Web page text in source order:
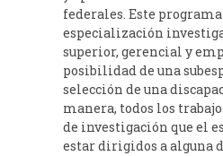
federales. Este
especialización
superior, gerencial y
posibilidad de una
selección de una
manera, todos los
de investigación que el
estar dirigidos a alguna